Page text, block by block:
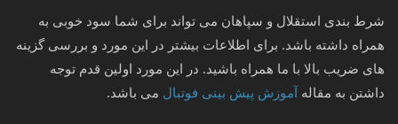
شرط بندی استقلال و سپاهان می تواند برای شما سود خوبی به
همراه داشته باشد. برای اطلاعات بیشتر در این مورد و بررسی گزینه
های ضریب بالا با ما همراه باشید. در این مورد اولین قدم توجه
داشتن به مقاله
آموزش پیش بینی فوتبال می باشد.